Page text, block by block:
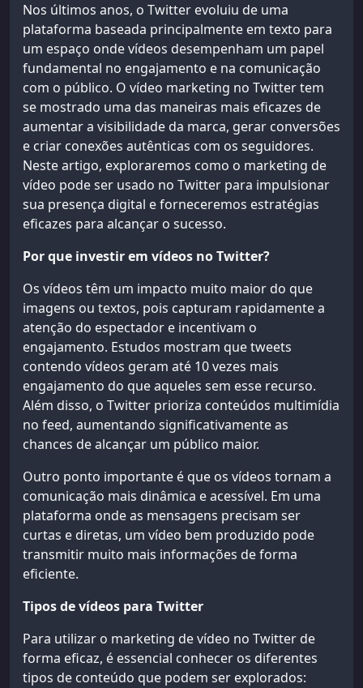
Nos últimos anos, o Twitter evoluiu de uma
plataforma baseada principalmente em texto para
um espaço onde vídeos desempenham um papel
fundamental no engajamento e na comunicação
com o público. O vídeo marketing no Twitter tem
se mostrado uma das maneiras mais eficazes de
aumentar a visibilidade da marca, gerar conversões
e criar conexões autênticas com os seguidores.
Neste artigo, exploraremos como o marketing de
vídeo pode ser usado no Twitter para impulsionar
sua presença digital e forneceremos estratégias
eficazes para alcançar o sucesso.
Por que investir em vídeos no Twitter?
Os vídeos têm um impacto muito maior do que
imagens ou textos, pois capturam rapidamente a
atenção do espectador e incentivam o
engajamento. Estudos mostram que tweets
contendo vídeos geram até 10 vezes mais
engajamento do que aqueles sem esse recurso.
Além disso, o Twitter prioriza conteúdos multimídia
no feed, aumentando significativamente as
chances de alcançar um público maior.
Outro ponto importante é que os vídeos tornam a
comunicação mais dinâmica e acessível. Em uma
plataforma onde as mensagens precisam ser
curtas e diretas, um vídeo bem produzido pode
transmitir muito mais informações de forma
eficiente.
Tipos de vídeos para Twitter
Para utilizar o marketing de vídeo no Twitter de
forma eficaz, é essencial conhecer os diferentes
tipos de conteúdo que podem ser explorados: